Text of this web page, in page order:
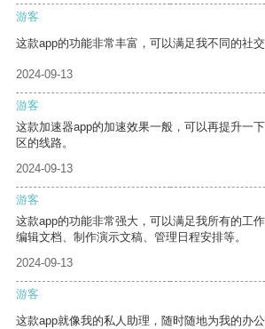
游客
这款app的功能非常丰富，可以满足我不同的社交
2024-09-13
游客
这款加速器app的加速效果一般，可以再提升一
区的线路。
2024-09-13
游客
这款app的功能非常强大，可以满足我所有的工
编辑文档、制作演示文稿、管理日程安排等。
2024-09-13
游客
这款app就像我的私人助理，随时随地为我的办公